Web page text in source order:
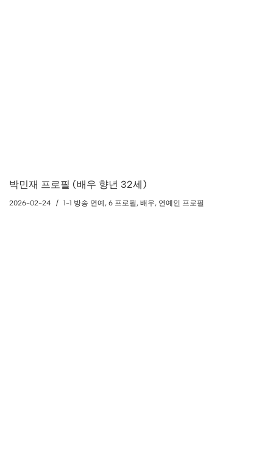
박민재 프로필 (배우 향년 32세)
2026-02-24 1-1 방송 연예, 6 프로필, 배우, 연예인 프로필